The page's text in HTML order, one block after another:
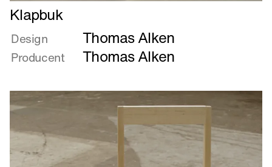
Læs
mere
om
Klapbuk
Klapbuk
Design Thomas Alken
Producent Thomas Alken